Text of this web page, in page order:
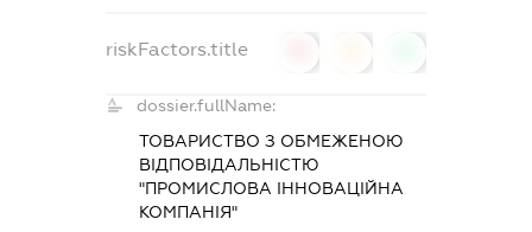
riskFactors.title
dossier.fullName:
ТОВАРИСТВО З ОБМЕЖЕНОЮ
ВІДПОВІДАЛЬНІСТЮ
"ПРОМИСЛОВА ІННОВАЦІЙНА
КОМПАНІЯ"